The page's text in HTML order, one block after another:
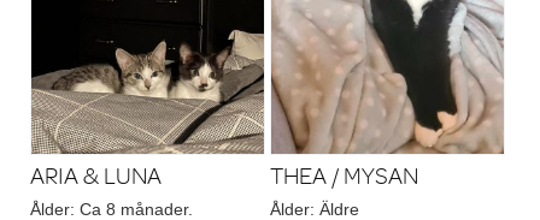
ARIA & LUNA
Ålder: Ca 8 månader.
THEA / MYSAN
Ålder: Äldre